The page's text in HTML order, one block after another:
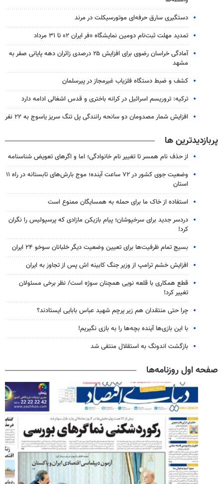
دستگیری سارق حرفه‌ای موتورسیکلت در مرند
تمدید مهلت ثبت‌نام دومین نمایشگاه «فر ایران ۲» تا ۳۱ مرداد
آمادگی خراسان رضوی برای افزایش ۲۵ درصدی زائران دهه پایانی صفر به
مشهد
کشف و ضبط دستگاه فلزیاب غیرمجاز در پیرسلمان
ترکیه: تروریسم اسرائیل در کرانه باختری و قدس اشغالی ادامه دارد
افزایش شمار مصدومان دو سانحه رانندگی پل تنگ سریز یاسوج به ۲۲ نفر
پربازدیدترین ها
از حذف نام همسر تا تغییر نام خانوادگی؛ اما و اگرهای تعویض شناسنامه
وضعیت جوی کشور در ۷۲ ساعت آینده؛ موج بارش‌های تابستانه در راه ۱۱
استان
استفاده از خاک ما برای حمله به همسایگان ممنوع است
دردسر جدید برای سرخپوشان؛ پیام بازیکن مازادی که پرسپولیس را نگران
کرد!
بسیج تمام ظرفیت‌ها برای تعیین وضعیت دیگر خلبانان سوخو ۲۴ ایران
افزایش خشم ترامپ از وزیر جنگ کابینه اش پس از تجاوز به ایران
قطع همکاری با قلعه نویی همچنان سوژه است/ نظر برخی مسئولان
تغییر کرد!
چرا حتی منتقدان هم زیر پرچم شهید عباس بابایی ایستادند؟
با این بازی‌ها آینده بچه‌ها را به بازی نگیریم!
بازگشت اندونگ به استقلال منتفی شد
صفحه اول روزنامه‌ها